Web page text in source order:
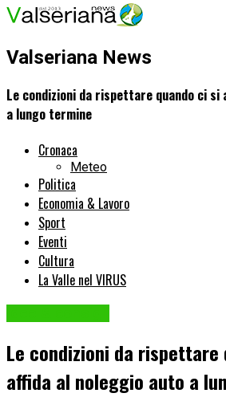
Valseriana News
Le condizioni da rispettare quando ci si
a lungo termine
Cronaca
Meteo
Politica
Economia & Lavoro
Sport
Eventi
Cultura
La Valle nel VIRUS
Le condizioni da rispettare
affida al noleggio auto a